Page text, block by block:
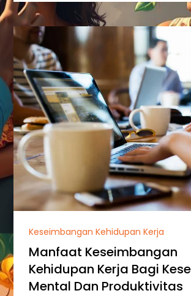
Keseimbangan Kehidupan Kerja
Manfaat Keseimbangan
Kehidupan Kerja Bagi
Mental Dan Produktivitas